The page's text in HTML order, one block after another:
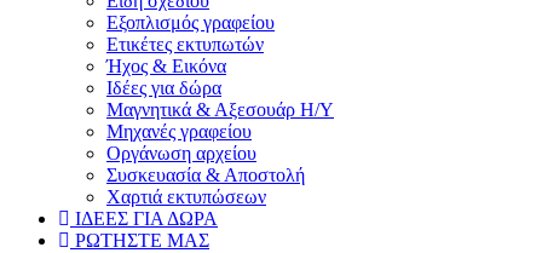
Εξοπλισμός γραφείου
Ετικέτες εκτυπωτών
Ήχος & Εικόνα
Ιδέες για δώρα
Μαγνητικά & Αξεσουάρ Η/Υ
Μηχανές γραφείου
Οργάνωση αρχείου
Συσκευασία & Αποστολή
Χαρτιά εκτυπώσεων
ΙΔΕΕΣ ΓΙΑ ΔΩΡΑ
ΡΩΤΗΣΤΕ ΜΑΣ